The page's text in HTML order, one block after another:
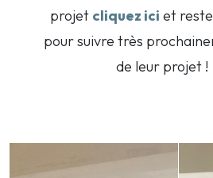
projet cliquez ici et
pour suivre très
de leur projet !